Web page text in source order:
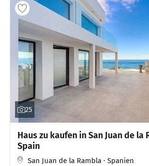
25
Haus zu kaufen in San Juan de la
Spain
San Juan de la Rambla · Spanien